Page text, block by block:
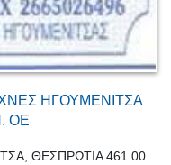
ΗΓΟΥΜΕΝΙΤΣΑ
ΟΕ
ΘΕΣΠΡΩΤΙΑ 461 00